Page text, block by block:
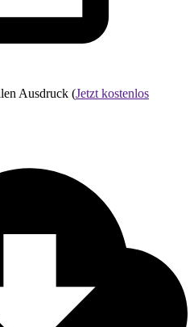
Ausdruck (Jetzt kostenlos